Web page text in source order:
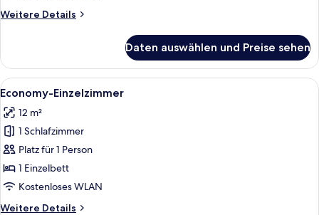
Weitere Details
Weitere
(Couple
Only)
Daten auswählen und Preise sehen
Alle
Fotos
für
Economy-
Einzelzimmer
anzeigen
Ein kleines Zimmer mit einem
5
Economy-Einzelzimmer
12 m²
1 Schlafzimmer
Platz für 1 Person
1 Einzelbett
Kostenloses WLAN
Weitere Details
Weitere